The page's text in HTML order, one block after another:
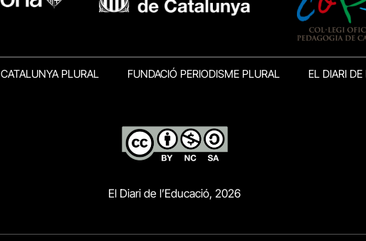
CATALUNYA PLURAL FUNDACIÓ PERIODISME PLURAL EL DIARI
El Diari de l’Educació, 2026